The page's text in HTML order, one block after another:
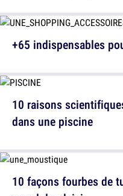
+65 indispensables
10 façons fourbes de
10 raisons
dans une piscine